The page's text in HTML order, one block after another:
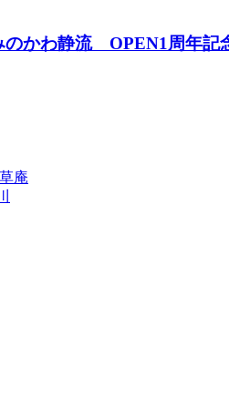
のかわ静流 OPEN1周年記
庵